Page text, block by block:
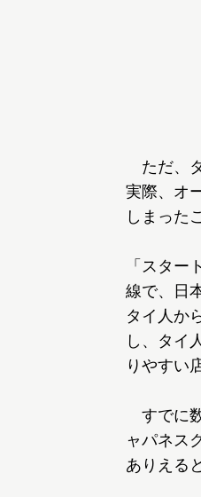
ただ、
実際、オ
しまった
「スタ
線で、日
タイ人か
し、タイ
りやすい
すでに
ャパネス
ありえる